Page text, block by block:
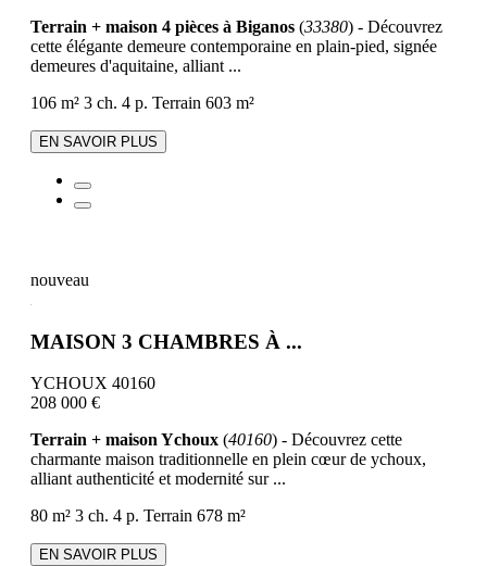
Terrain + maison 4 pièces à Biganos (33380) - Découvrez
cette élégante demeure contemporaine en plain-pied, signée
demeures d'aquitaine, alliant ...
106 m² 3 ch. 4 p. Terrain 603 m²
EN SAVOIR PLUS
nouveau
MAISON 3 CHAMBRES À ...
YCHOUX 40160
208 000 €
Terrain + maison Ychoux (40160) - Découvrez cette
charmante maison traditionnelle en plein cœur de ychoux,
alliant authenticité et modernité sur ...
80 m² 3 ch. 4 p. Terrain 678 m²
EN SAVOIR PLUS